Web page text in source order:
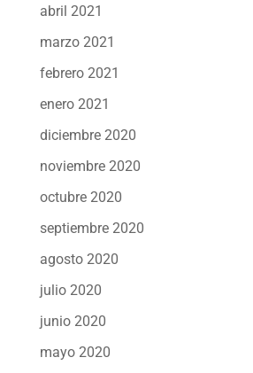
abril 2021
marzo 2021
febrero 2021
enero 2021
diciembre 2020
noviembre 2020
octubre 2020
septiembre 2020
agosto 2020
julio 2020
junio 2020
mayo 2020